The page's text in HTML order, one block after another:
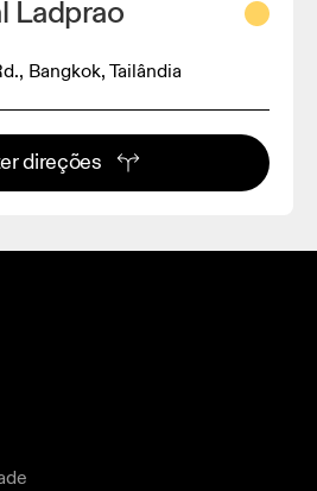
Ladprao
Bangkok, Tailândia
direções